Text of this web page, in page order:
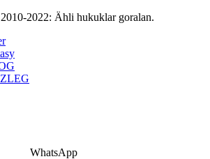
2022: Ähli hukuklar goralan.
WhatsApp